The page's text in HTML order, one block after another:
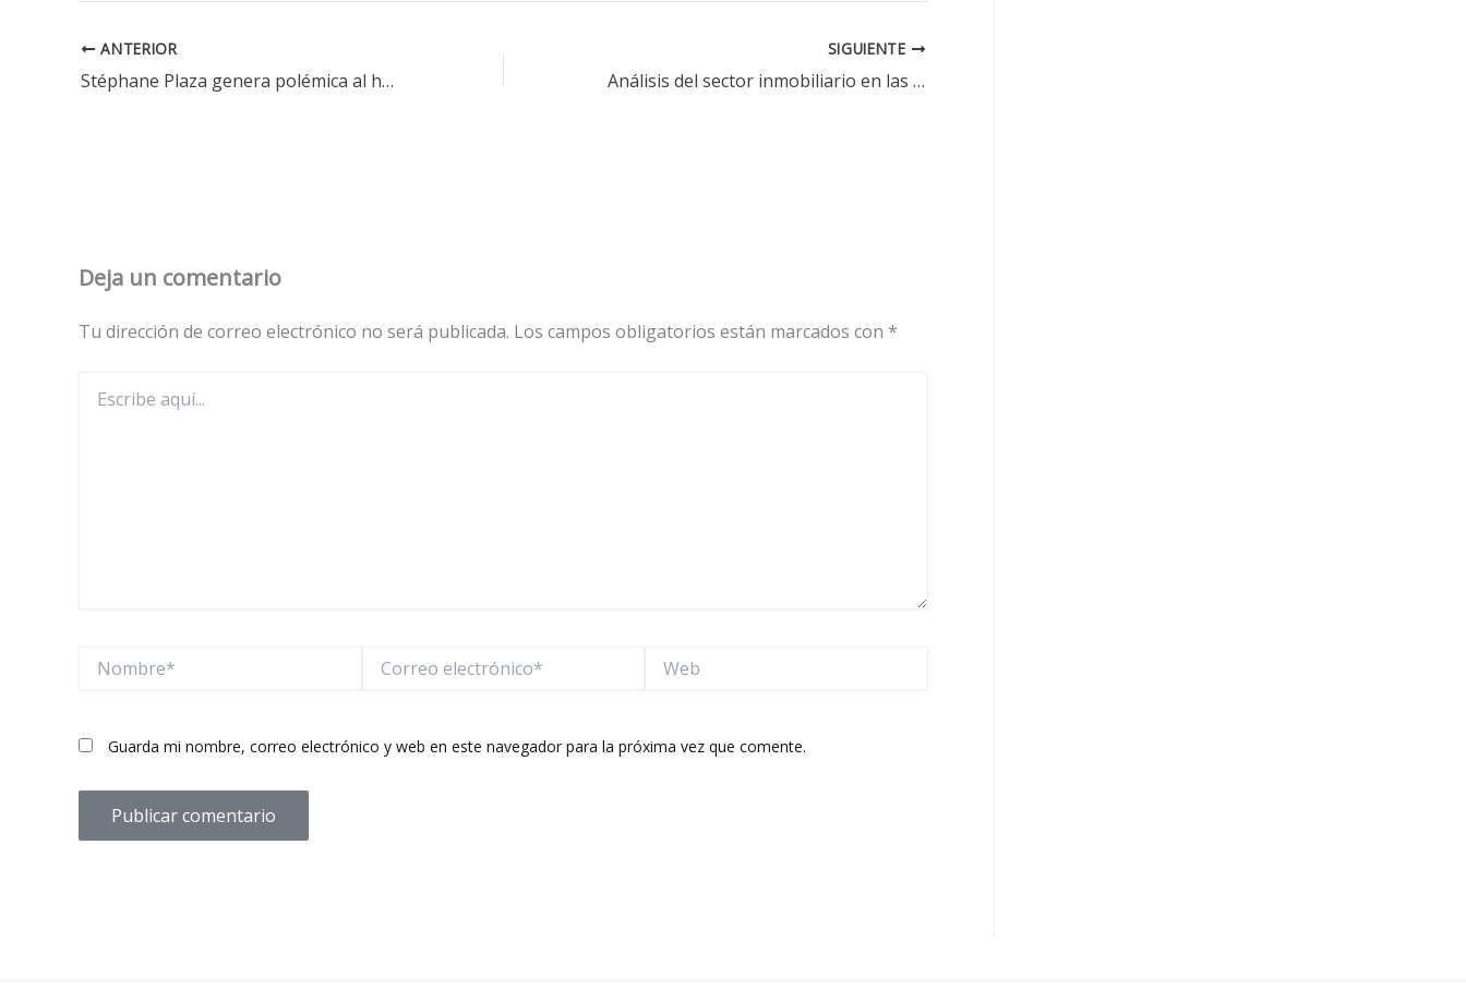
ANTERIOR
Stéphane Plaza genera polémica al hacer una incómoda comparación con Cristóbal Colón, lo que enfurece a los antillanos
SIGUIENTE
Análisis del sector inmobiliario en las Antillas: tendencias y perspectivas
Deja un comentario
Tu dirección de correo electrónico no será publicada. Los campos obligatorios están marcados con *
aquí...
electrónico*
Guarda mi nombre, correo electrónico y web en este navegador para la próxima vez que comente.